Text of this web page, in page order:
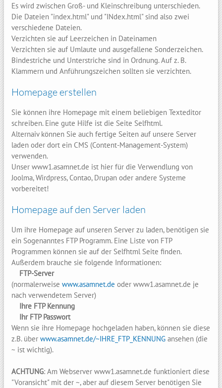
Es wird zwischen Groß- und Kleinschreibung unterschieden.
Die Dateien "index.html" und "INdex.html" sind also zwei
verschiedene Dateien.
Verzichten sie auf Leerzeichen in Dateinamen
Verzichten sie auf Umlaute und ausgefallene Sonderzeichen.
Bindestriche und Unterstriche sind in Ordnung. Auf z. B.
Klammern und Anführungszeichen sollten sie verzichten.
Homepage erstellen
Sie können ihre Homepage mit einem beliebigen Texteditor
schreiben. Eine gute Hilfe ist die Seite Selfhtml.
Alternaiv können Sie auch fertige Seiten auf unsere Server
laden oder dort ein CMS (Content-Management-System)
verwenden.
Unser www1.asamnet.de ist hier für die Verwendlung von
Joolma, Wirdpress, Contao, Drupan oder andere Systeme
vorbereitet!
Homepage auf den Server laden
Um ihre Homepage auf unseren Server zu laden, benötigen sie
ein Sogenanntes FTP Programm. Eine Liste von FTP
Programmen können sie auf der Selfhtml Seite finden.
Außerdem brauche sie folgende Informationen:
FTP-Server
(normalerweise www.asamnet.de oder www1.asamnet.de je
nach verwendetem Server)
Ihre FTP Kennung
Ihr FTP Passwort
Wenn sie ihre Homepage hochgeladen haben, können sie diese
z.B. über www.asamnet.de/~IHRE_FTP_KENNUNG ansehen (die
~ ist wichtig).
ACHTUNG: Am Webserver www1.asamnet.de funktioniert diese
"Voransicht" mit der ~, aber auf diesem Server benötigen Sie